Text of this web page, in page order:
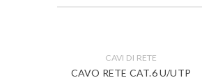
CAVI DI RETE
CAVO RETE CAT.6 U/UTP